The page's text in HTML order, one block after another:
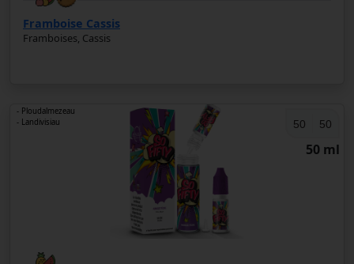
Framboise Cassis
Framboises, Cassis
50 50
50 ml
- Ploudalmezeau
- Landivisiau